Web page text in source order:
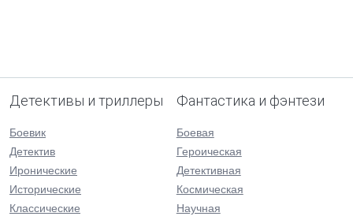
Детективы и триллеры
Боевик
Детектив
Иронические
Исторические
Классические
Фантастика и фэнтези
Боевая
Героическая
Детективная
Космическая
Научная